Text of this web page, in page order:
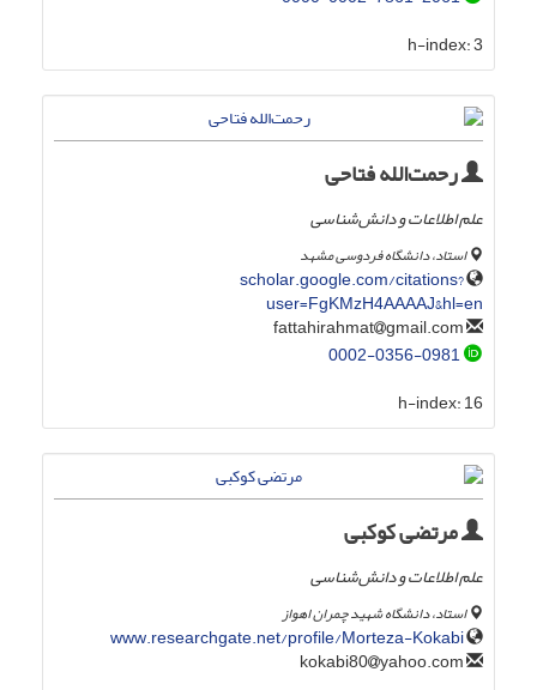
h-index:3
رحمت‌الله فتاحی
علم اطلاعات و دانش‌شناسی
استاد، دانشگاه فردوسی مشهد
scholar.google.com/citations?
user=FgKMzH4AAAAJ&hl=en
gmail.com
0002-0356-0981
h-index:16
مرتضی کوکبی
علم اطلاعات و دانش‌شناسی
استاد، دانشگاه شهید چمران اهواز
www.researchgate.net/profile/Morteza-Kokabi
yahoo.com